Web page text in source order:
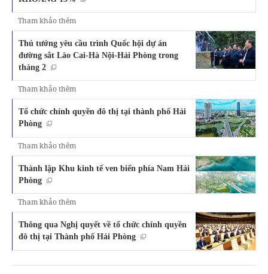
Tham khảo thêm
Thủ tướng yêu cầu trình Quốc hội dự án
đường sắt Lào Cai-Hà Nội-Hải Phòng trong
tháng 2
Tham khảo thêm
Tổ chức chính quyền đô thị tại thành phố Hải
Phòng
Tham khảo thêm
Thành lập Khu kinh tế ven biển phía Nam Hải
Phòng
Tham khảo thêm
Thông qua Nghị quyết về tổ chức chính quyền
đô thị tại Thành phố Hải Phòng